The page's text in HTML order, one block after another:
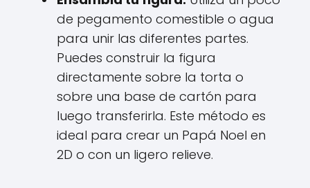
de pegamento comestible o agua
para unir las diferentes partes.
Puedes construir la figura
directamente sobre la torta o
sobre una base de cartón para
luego transferirla. Este método es
ideal para crear un Papá Noel en
2D o con un ligero relieve.